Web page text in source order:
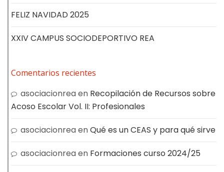
FELIZ NAVIDAD 2025
XXIV CAMPUS SOCIODEPORTIVO REA
Comentarios recientes
asociacionreaen Recopilación de Recursos sobre
Acoso Escolar Vol. II: Profesionales
asociacionreaenQué es un CEAS y para qué sirve
asociacionreaen Formaciones curso 2024/25